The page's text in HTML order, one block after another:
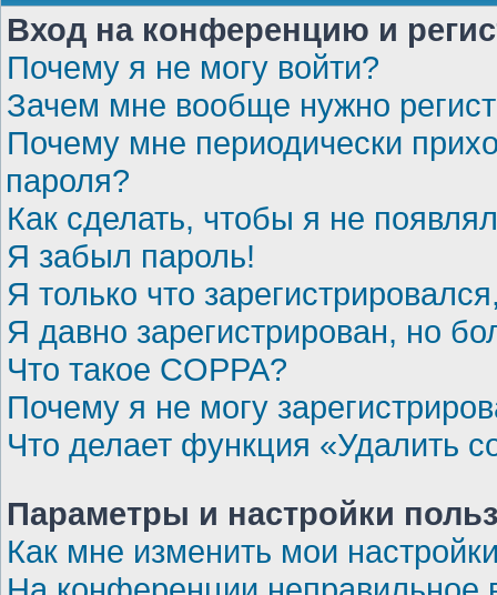
Вход на конференцию и
Почему я не могу войти?
Зачем мне вообще нужно
Почему мне периодически
пароля?
Как сделать, чтобы я не
Я забыл пароль!
Я только что
Я давно зарегистрирован, но
Что такое COPPA?
Почему я не могу
Что делает функция «Удалить
Параметры и настройки
Как мне изменить мои